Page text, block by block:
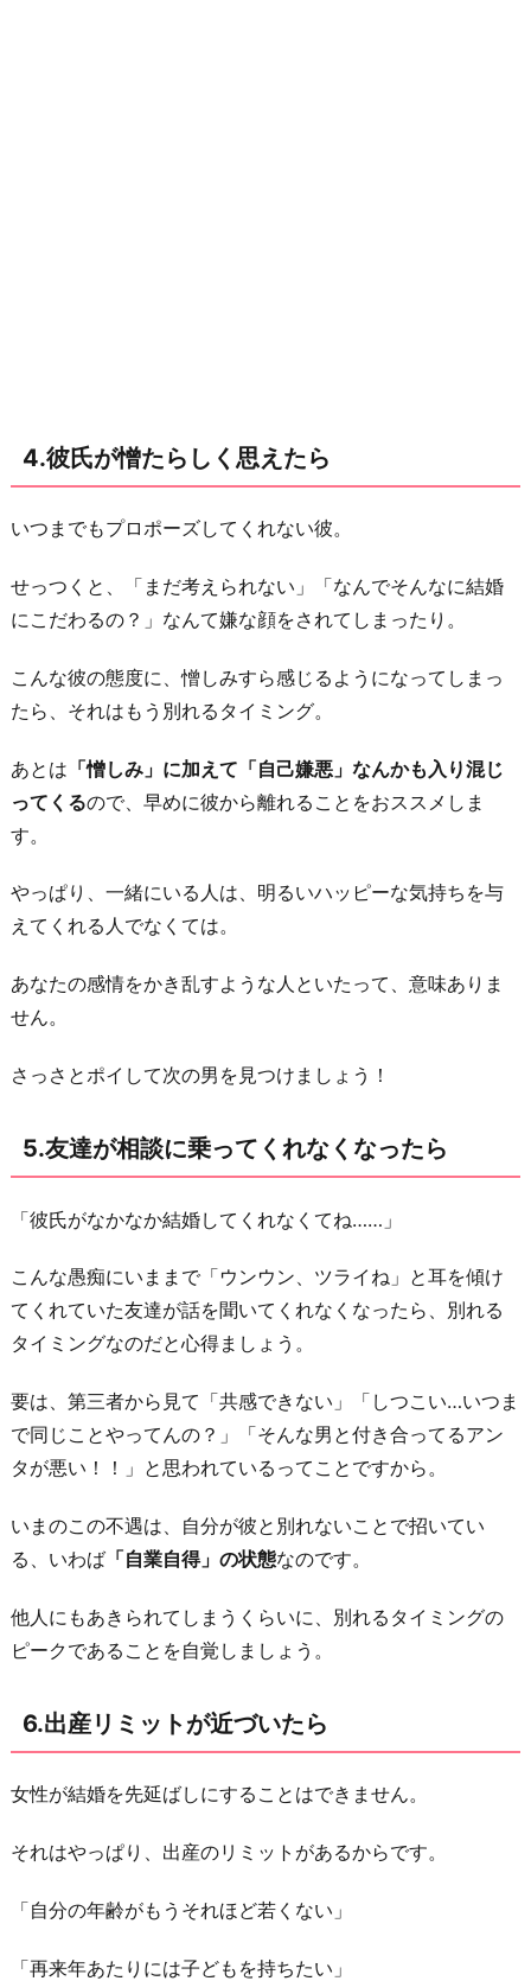
お
わ
に
4.彼氏が憎たらしく思えたら
いつまでもプロポーズしてくれない彼。
せっつくと、「まだ考えられない」「なんでそんなに結婚
にこだわるの？」なんて嫌な顔をされてしまったり。
こんな彼の態度に、憎しみすら感じるようになってしまっ
たら、それはもう別れるタイミング。
あとは 「憎しみ」に加えて「自己嫌悪」なんかも入り混じ
ってくるので、早めに彼から離れることをおススメしま
す。
やっぱり、一緒にいる人は、明るいハッピーな気持ちを与
えてくれる人でなくては。
あなたの感情をかき乱すような人といたって、意味ありま
せん。
さっさとポイして次の男を見つけましょう！
5.友達が相談に乗ってくれなくなったら
「彼氏がなかなか結婚してくれなくてね……」
こんな愚痴にいままで「ウンウン、ツライね」と耳を傾け
てくれていた友達が話を聞いてくれなくなったら、別れる
タイミングなのだと心得ましょう。
要は、第三者から見て「共感できない」「しつこい…いつま
で同じことやってんの？」「そんな男と付き合ってるアン
タが悪い！！」と思われているってことですから。
いまのこの不遇は、自分が彼と別れないことで招いてい
る、いわば 「自業自得」の状態なのです。
他人にもあきられてしまうくらいに、別れるタイミングの
ピークであることを自覚しましょう。
6.出産リミットが近づいたら
女性が結婚を先延ばしにすることはできません。
それはやっぱり、出産のリミットがあるからです。
「自分の年齢がもうそれほど若くない」
「再来年あたりには子どもを持ちたい」